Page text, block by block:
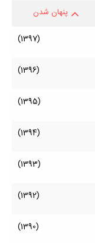
پنهان شدن
(1397)
(1396)
(1395)
(1394)
(1393)
(1392)
(1390)